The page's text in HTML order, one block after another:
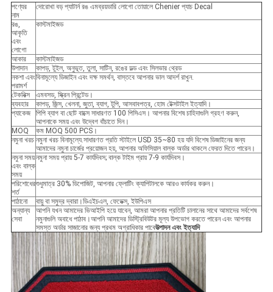
পণ্যের
নাম
দোরোখা বড় প্যাটার্ন রঙ এমব্রয়ডারি লোগো তোয়ালে Chenier প্যাচ Decal
রঙ,
আকৃতি
এবং
লোগো
কাস্টমাইজড
আকার
কাস্টমাইজড
উপাদান
কাপড়, টুইল, অনুভূত, তুলা, সাটিন, রঙের ডল্ড এবং সিলভার থ্রেড
নকশা এবং
পরামর্শ
বিনামূল্যে ডিজাইন এবং দক্ষ সমর্থন, বাস্তবে আপনার ভাল আদর্শ রাখুন.
টেকনিক্স
এমবসড, স্ক্রিন প্রিন্টেড।
ব্যবহার
কাপড়, জিন্স, খেলনা, জুতা, ব্যাগ, টুপি, আসবাবপত্র, হোম টেক্সটাইল ইত্যাদি।
প্যাকেজ
পিপি ব্যাগ বা ছোট বাক্সে সাধারণত 100 পিসিএস। আপনার বিশেষ চাহিদাগুলি গ্রহণ করুন,
আপনাকে সময় এবং উদ্বেগ বাঁচাতে দিন।
MOQ
কম MOQ 500 PCS।
নমুনা খরচ নমুনা খরচ বিনামূল্যে.সাধারণত প্রতি স্টাইলে USD 35~80 হয় যদি বিশেষ ডিজাইনের জন্য
আমাদের নমুনা চার্জের প্রয়োজন হয়, আপনার অফিসিয়াল বাল্ক অর্ডার থাকলে ফেরত দিতে পারেন।
নমুনা সময়
এবং বাল্ক
সময়
নমুনা সময় প্রায় 5-7 কার্যদিবস; বাল্ক টাইম প্রায় 7-9 কার্যদিবস।
পরিশোধের
শর্ত
শুধুমাত্র 30% ডিপোজিট, আপনার ফ্লোটিং ক্যাপিটালকে আরও কার্যকর করুন।
পাঠানো
বায়ু বা সমুদ্র দ্বারা।ডিএইচএল, ফেডেক্স, ইউপিএস
অন্যান্য
সেবা
আপনি যখন আমাদের ভিআইপি হয়ে যাবেন, আমরা আপনার প্রতিটি চালানের সাথে আমাদের সর্বশেষ
নমুনাগুলি অবাধে পাঠাব।আপনি আমাদের ডিস্ট্রিবিউটর মূল্য উপভোগ করতে পারেন এবং আপনার
সমস্ত অর্ডার সাজানোর জন্য প্রথম অগ্রাধিকার পাবেউত্পাদন এবং ইত্যাদি